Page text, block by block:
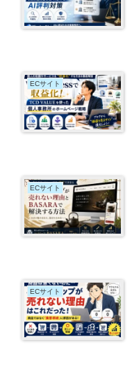
ECサイト
ECサイト
ECサイト